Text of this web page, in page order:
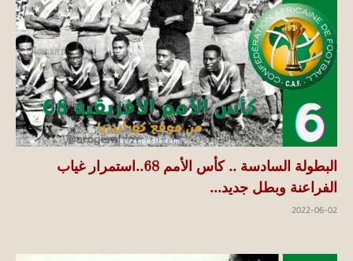
البطولة السادسة .. كأس الأمم 68..استمرار غياب
الفراعنة وبطل جديد...
2022-06-02